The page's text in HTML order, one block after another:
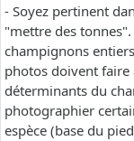
- Soyez pertinent
"mettre des
champignons
photos doivent faire
déterminants du
photographier
espèce (base du